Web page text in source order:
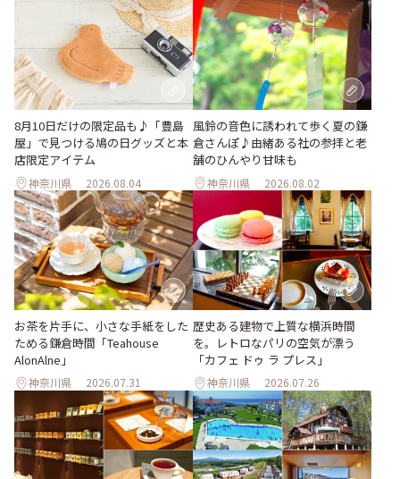
8月10日だけの限定品も♪「豊島
屋」で見つける鳩の日グッズと本
店限定アイテム
神奈川県 2026.08.04
風鈴の音色に誘われて歩く夏の鎌
倉さんぽ♪由緒ある社の参拝と老
舗のひんやり甘味も
神奈川県 2026.08.02
お茶を片手に、小さな手紙をした
ためる鎌倉時間「Teahouse
AlonAlne」
神奈川県 2026.07.31
歴史ある建物で上質な横浜時間
を。レトロなパリの空気が漂う
「カフェ ドゥ ラ プレス」
神奈川県 2026.07.26